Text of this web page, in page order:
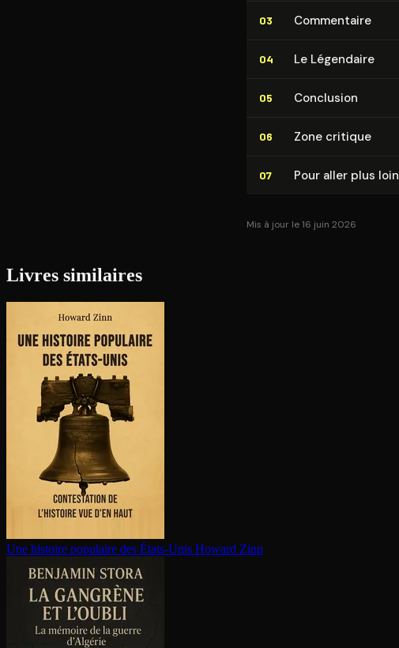
03 Commentaire
04 Le Légendaire
05 Conclusion
06 Zone critique
07 Pour aller plus loin
Mis à jour le 16 juin 2026
Livres similaires
Une histoire populaire des États-Unis Howard Zinn